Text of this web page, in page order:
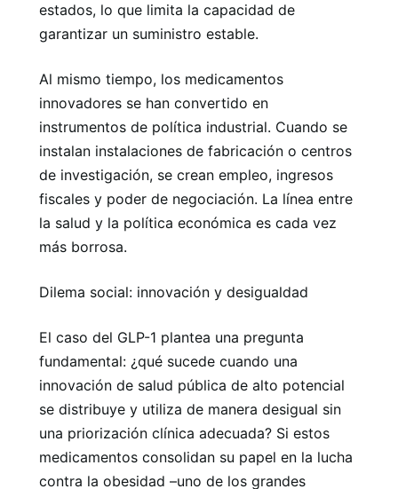
estados, lo que limita la capacidad de
garantizar un suministro estable.
Al mismo tiempo, los medicamentos
innovadores se han convertido en
instrumentos de política industrial. Cuando se
instalan instalaciones de fabricación o centros
de investigación, se crean empleo, ingresos
fiscales y poder de negociación. La línea entre
la salud y la política económica es cada vez
más borrosa.
Dilema social: innovación y desigualdad
El caso del GLP-1 plantea una pregunta
fundamental: ¿qué sucede cuando una
innovación de salud pública de alto potencial
se distribuye y utiliza de manera desigual sin
una priorización clínica adecuada? Si estos
medicamentos consolidan su papel en la lucha
contra la obesidad –uno de los grandes